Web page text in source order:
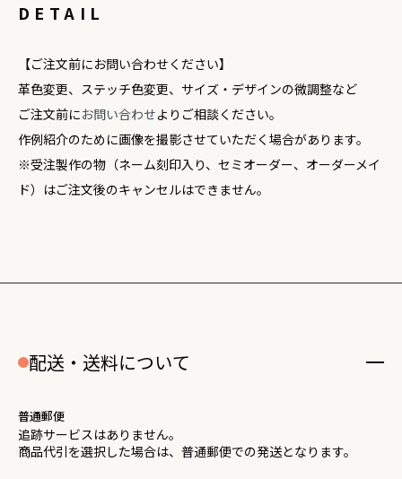
DETAIL
【ご注文前にお問い合わせください】
革色変更、ステッチ色変更、サイズ・デザインの微調整など
ご注文前にお問い合わせよりご相談ください。
作例紹介のために画像を撮影させていただく場合があります。
※受注製作の物（ネーム刻印入り、セミオーダー、オーダーメイ
ド）はご注文後のキャンセルはできません。
配送・送料について
普通郵便
追跡サービスはありません。
商品代引を選択した場合は、普通郵便での発送となります。